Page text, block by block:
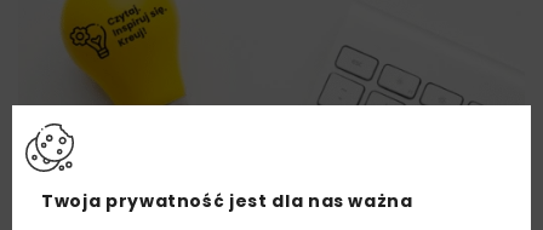
Twoja prywatność jest dla nas ważna